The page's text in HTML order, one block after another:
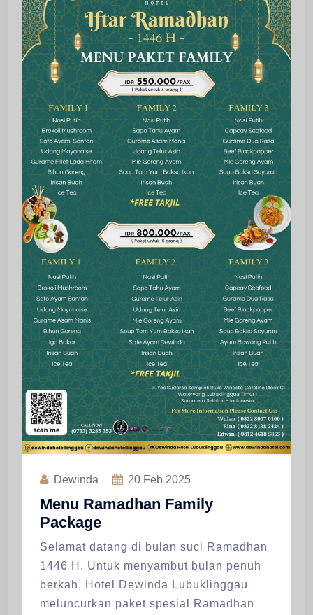
Dewinda 20 Feb 2025
Menu Ramadhan Family
Package
Selamat datang di bulan suci Ramadhan
1446 H. Untuk menyambut bulan penuh
berkah, Hotel Dewinda Lubuklinggau
meluncurkan paket spesial Ramadhan